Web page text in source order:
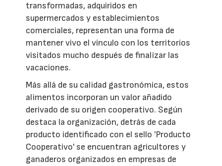
transformadas, adquiridos en
supermercados y establecimientos
comerciales, representan una forma de
mantener vivo el vínculo con los territorios
visitados mucho después de finalizar las
vacaciones.
Más allá de su calidad gastronómica, estos
alimentos incorporan un valor añadido
derivado de su origen cooperativo. Según
destaca la organización, detrás de cada
producto identificado con el sello 'Producto
Cooperativo' se encuentran agricultores y
ganaderos organizados en empresas de